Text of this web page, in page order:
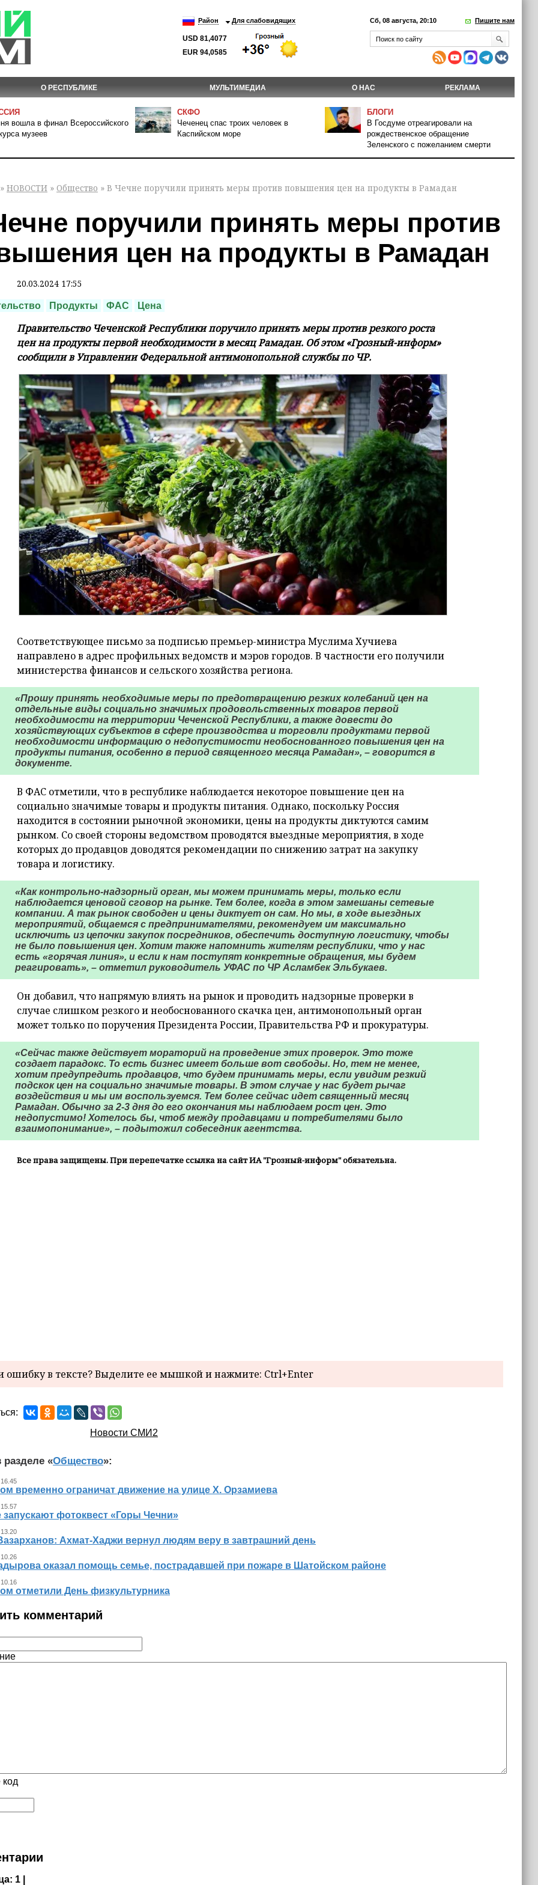
Район Для слабовидящих
USD 81,4077
EUR 94,0585
Сб, 08 августа, 20:10 Пишите нам
О РЕСПУБЛИКЕ МУЛЬТИМЕДИА О НАС РЕКЛАМА
вошла в финал Всероссийского
музеев
СКФО
Чеченец спас троих человек в
Каспийском море
БЛОГИ
В Госдуме отреагировали на
рождественское обращение
Зеленского с пожеланием смерти
» НОВОСТИ » Общество » В Чечне поручили принять меры против повышения цен на продукты в Рамадан
поручили принять меры против
цен на продукты в Рамадан
20.03.2024 17:55
Продукты ФАС Цена
Правительство Чеченской Республики поручило принять меры против резкого роста
цен на продукты первой необходимости в месяц Рамадан. Об этом «Грозный-информ»
сообщили в Управлении Федеральной антимонопольной службы по ЧР.
Соответствующее письмо за подписью премьер-министра Муслима Хучиева
направлено в адрес профильных ведомств и мэров городов. В частности его получили
министерства финансов и сельского хозяйства региона.
«Прошу принять необходимые меры по предотвращению резких колебаний цен на
отдельные виды социально значимых продовольственных товаров первой
необходимости на территории Чеченской Республики, а также довести до
хозяйствующих субъектов в сфере производства и торговли продуктами первой
необходимости информацию о недопустимости необоснованного повышения цен на
продукты питания, особенно в период священного месяца Рамадан», – говорится в
документе.
В ФАС отметили, что в республике наблюдается некоторое повышение цен на
социально значимые товары и продукты питания. Однако, поскольку Россия
находится в состоянии рыночной экономики, цены на продукты диктуются самим
рынком. Со своей стороны ведомством проводятся выездные мероприятия, в ходе
которых до продавцов доводятся рекомендации по снижению затрат на закупку
товара и логистику.
«Как контрольно-надзорный орган, мы можем принимать меры, только если
наблюдается ценовой сговор на рынке. Тем более, когда в этом замешаны сетевые
компании. А так рынок свободен и цены диктует он сам. Но мы, в ходе выездных
мероприятий, общаемся с предпринимателями, рекомендуем им максимально
исключить из цепочки закупок посредников, обеспечить доступную логистику, чтобы
не было повышения цен. Хотим также напомнить жителям республики, что у нас
есть «горячая линия», и если к нам поступят конкретные обращения, мы будем
реагировать», – отметил руководитель УФАС по ЧР Асламбек Эльбукаев.
Он добавил, что напрямую влиять на рынок и проводить надзорные проверки в
случае слишком резкого и необоснованного скачка цен, антимонопольный орган
может только по поручения Президента России, Правительства РФ и прокуратуры.
«Сейчас также действует мораторий на проведение этих проверок. Это тоже
создает парадокс. То есть бизнес имеет больше вот свободы. Но, тем не менее,
хотим предупредить продавцов, что будем принимать меры, если увидим резкий
подскок цен на социально значимые товары. В этом случае у нас будет рычаг
воздействия и мы им воспользуемся. Тем более сейчас идет священный месяц
Рамадан. Обычно за 2-3 дня до его окончания мы наблюдаем рост цен. Это
недопустимо! Хотелось бы, чтоб между продавцами и потребителями было
взаимопонимание», – подытожил собеседник агентства.
Все права защищены. При перепечатке ссылка на сайт ИА "Грозный-информ" обязательна.
в тексте? Выделите ее мышкой и нажмите: Ctrl+Enter
Новости СМИ2
разделе «Общество»:
временно ограничат движение на улице Х. Орзамиева
запускают фотоквест «Горы Чечни»
Ахмат-Хаджи вернул людям веру в завтрашний день
оказал помощь семье, пострадавшей при пожаре в Шатойском районе
отметили День физкультурника
комментарий
код
1 |